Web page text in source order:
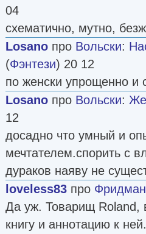
04
схематично, мутно,
Losano про Вольски:
(Фэнтези) 20 12
по женски упрощенно и
Losano про Вольски:
12
досадно что умный и
мечтателем.спорить с
дураков наяву не
loveless83 про Фридман
Да уж. Товарищ Roland,
книгу и аннотацию к